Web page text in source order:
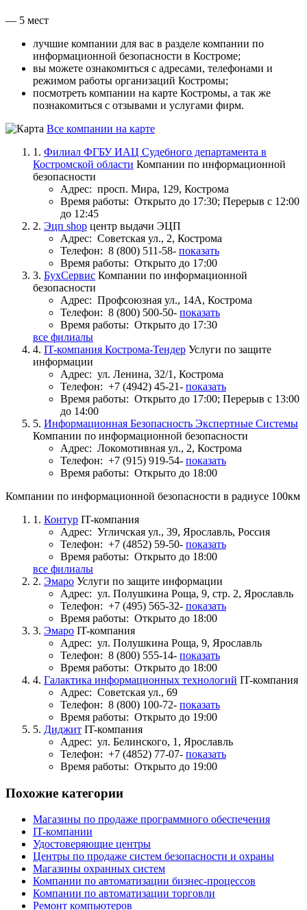
— 5 мест
лучшие компании для вас в разделе компании по
информационной безопасности в Костроме;
вы можете ознакомиться с адресами, телефонами и
режимом работы организаций Костромы;
посмотреть компании на карте Костромы, а так же
познакомиться с отзывами и услугами фирм.
Все компании на карте
1. Филиал ФГБУ ИАЦ Судебного департамента в
Костромской области Компании по информационной
безопасности
Адрес: просп. Мира, 129, Кострома
Время работы: Открыто до 17:30; Перерыв с 12:00
до 12:45
2. Эцп shop центр выдачи ЭЦП
Адрес: Советская ул., 2, Кострома
Телефон: 8 (800) 511-58- показать
Время работы: Открыто до 17:00
3. БухСервис Компании по информационной
безопасности
Адрес: Профсоюзная ул., 14А, Кострома
Телефон: 8 (800) 500-50- показать
Время работы: Открыто до 17:30
все филиалы
4. IT-компания Кострома-Тендер Услуги по защите
информации
Адрес: ул. Ленина, 32/1, Кострома
Телефон: +7 (4942) 45-21- показать
Время работы: Открыто до 17:00; Перерыв с 13:00
до 14:00
5. Информационная Безопасность Экспертные Системы
Компании по информационной безопасности
Адрес: Локомотивная ул., 2, Кострома
Телефон: +7 (915) 919-54- показать
Время работы: Открыто до 18:00
Компании по информационной безопасности в радиусе 100км
1. Контур IT-компания
Адрес: Угличская ул., 39, Ярославль, Россия
Телефон: +7 (4852) 59-50- показать
Время работы: Открыто до 18:00
все филиалы
2. Эмаро Услуги по защите информации
Адрес: ул. Полушкина Роща, 9, стр. 2, Ярославль
Телефон: +7 (495) 565-32- показать
Время работы: Открыто до 18:00
3. Эмаро IT-компания
Адрес: ул. Полушкина Роща, 9, Ярославль
Телефон: 8 (800) 555-14- показать
Время работы: Открыто до 18:00
4. Галактика информационных технологий IT-компания
Адрес: Советская ул., 69
Телефон: 8 (800) 100-72- показать
Время работы: Открыто до 19:00
5. Диджит IT-компания
Адрес: ул. Белинского, 1, Ярославль
Телефон: +7 (4852) 77-07- показать
Время работы: Открыто до 19:00
Похожие категории
Магазины по продаже программного обеспечения
IT-компании
Удостоверяющие центры
Центры по продаже систем безопасности и охраны
Магазины охранных систем
Компании по автоматизации бизнес-процессов
Компании по автоматизации торговли
Ремонт компьютеров